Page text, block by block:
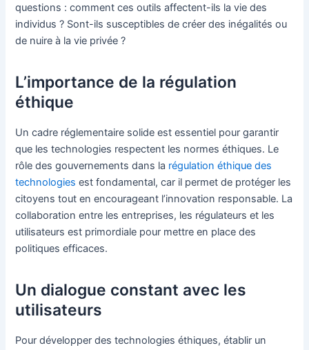
questions : comment ces outils affectent-ils la vie des
individus ? Sont-ils susceptibles de créer des inégalités ou
de nuire à la vie privée ?
L’importance de la régulation
éthique
Un cadre réglementaire solide est essentiel pour garantir
que les technologies respectent les normes éthiques. Le
rôle des gouvernements dans la régulation éthique des
technologies est fondamental, car il permet de protéger les
citoyens tout en encourageant l’innovation responsable. La
collaboration entre les entreprises, les régulateurs et les
utilisateurs est primordiale pour mettre en place des
politiques efficaces.
Un dialogue constant avec les
utilisateurs
Pour développer des technologies éthiques, établir un